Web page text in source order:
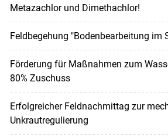
Metazachlor und Dimethachlor!
Feldbegehung "Bodenbearbeitung im
Förderung für Maßnahmen zum
80% Zuschuss
Erfolgreicher Feldnachmittag zur
Unkrautregulierung